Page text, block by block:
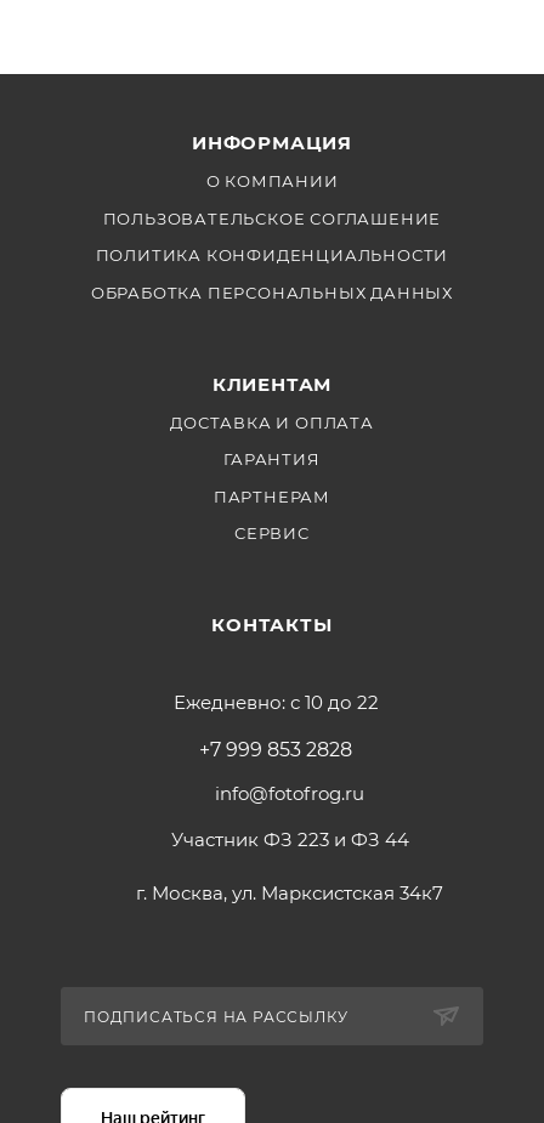
ИНФОРМАЦИЯ
О КОМПАНИИ
ПОЛЬЗОВАТЕЛЬСКОЕ СОГЛАШЕНИЕ
ПОЛИТИКА КОНФИДЕНЦИАЛЬНОСТИ
ОБРАБОТКА ПЕРСОНАЛЬНЫХ ДАННЫХ
КЛИЕНТАМ
ДОСТАВКА И ОПЛАТА
ГАРАНТИЯ
ПАРТНЕРАМ
СЕРВИС
КОНТАКТЫ
Ежедневно: с 10 до 22
+7 999 853 2828
info@fotofrog.ru
Участник ФЗ 223 и ФЗ 44
г. Москва, ул. Марксистская 34к7
ПОДПИСАТЬСЯ НА РАССЫЛКУ